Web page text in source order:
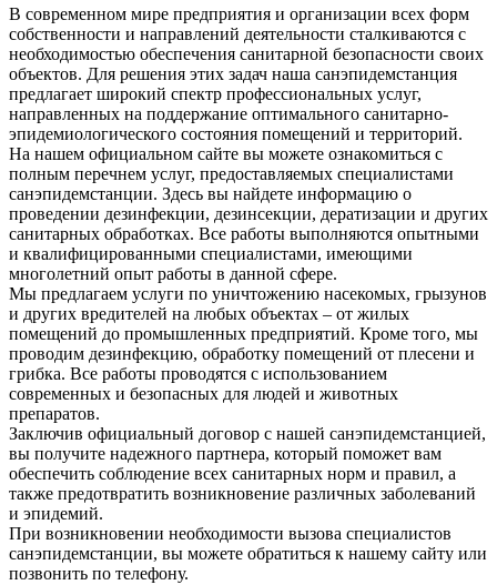
В современном мире предприятия и организации всех форм
собственности и направлений деятельности сталкиваются с
необходимостью обеспечения санитарной безопасности своих
объектов. Для решения этих задач наша санэпидемстанция
предлагает широкий спектр профессиональных услуг,
направленных на поддержание оптимального санитарно-
эпидемиологического состояния помещений и территорий.
На нашем официальном сайте вы можете ознакомиться с
полным перечнем услуг, предоставляемых специалистами
санэпидемстанции. Здесь вы найдете информацию о
проведении дезинфекции, дезинсекции, дератизации и других
санитарных обработках. Все работы выполняются опытными
и квалифицированными специалистами, имеющими
многолетний опыт работы в данной сфере.
Мы предлагаем услуги по уничтожению насекомых, грызунов
и других вредителей на любых объектах – от жилых
помещений до промышленных предприятий. Кроме того, мы
проводим дезинфекцию, обработку помещений от плесени и
грибка. Все работы проводятся с использованием
современных и безопасных для людей и животных
препаратов.
Заключив официальный договор с нашей санэпидемстанцией,
вы получите надежного партнера, который поможет вам
обеспечить соблюдение всех санитарных норм и правил, а
также предотвратить возникновение различных заболеваний
и эпидемий.
При возникновении необходимости вызова специалистов
санэпидемстанции, вы можете обратиться к нашему сайту или
позвонить по телефону.